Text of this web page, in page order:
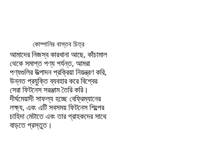
কোম্পানির বাস্তব চিত্র
আমাদের নিজস্ব কারখানা আছে, কাঁচামাল
থেকে সমাপ্ত পণ্য পর্যন্ত, আমরা
পণ্যগুলির উত্পাদন প্রক্রিয়া নিয়ন্ত্রণ করি,
উন্নত প্রযুক্তি ব্যবহার করে বিশ্বের
সেরা ফিটনেস সরঞ্জাম তৈরি করি।
দীর্ঘমেয়াদী সাফল্য হচ্ছে বেফ্রিম্যানের
লক্ষ্য, এবং এটি সবসময় ফিটনেস শিল্পের
চাহিদা মেটাতে এবং তার গ্রাহকদের সাথে
বাড়তে প্রস্তুত।